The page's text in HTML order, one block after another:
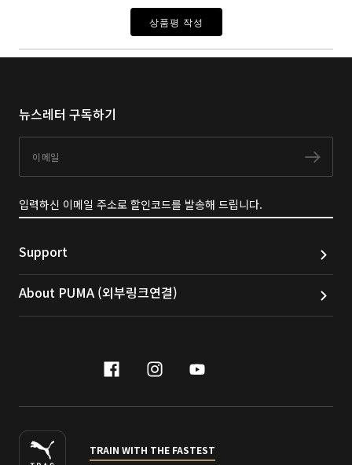
상품평 작성
뉴스레터 구독하기
구독
입력하신 이메일 주소로 할인코드를 발송해 드립니다.
Support
About PUMA (외부링크연결)
facebook
instagram
youtube
TRAIN WITH THE FASTEST